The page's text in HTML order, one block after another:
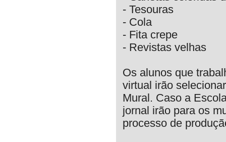
- Tesouras
- Cola
- Fita crepe
- Revistas velhas
Os alunos que
virtual irão
Mural. Caso a
jornal irão para os
processo de